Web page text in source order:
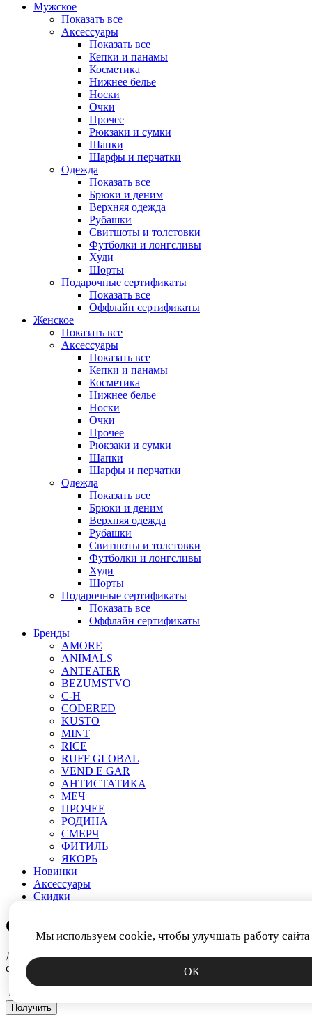
Мы используем cookie, чтобы улучшать работу сайта
ОК
Мужское
Показать все
Аксессуары
Показать все
Кепки и панамы
Косметика
Нижнее белье
Носки
Очки
Прочее
Рюкзаки и сумки
Шапки
Шарфы и перчатки
Одежда
Показать все
Брюки и деним
Верхняя одежда
Рубашки
Свитшоты и толстовки
Футболки и лонгсливы
Худи
Шорты
Подарочные сертификаты
Показать все
Оффлайн сертификаты
Женское
Показать все
Аксессуары
Показать все
Кепки и панамы
Косметика
Нижнее белье
Носки
Очки
Прочее
Рюкзаки и сумки
Шапки
Шарфы и перчатки
Одежда
Показать все
Брюки и деним
Верхняя одежда
Рубашки
Свитшоты и толстовки
Футболки и лонгсливы
Худи
Шорты
Подарочные сертификаты
Показать все
Оффлайн сертификаты
Бренды
AMORE
ANIMALS
ANTEATER
BEZUMSTVO
C-H
CODERED
KUSTO
MINT
RICE
RUFF GLOBAL
VEND E GAR
АНТИСТАТИКА
МЕЧ
ПРОЧЕЕ
РОДИНА
СМЕРЧ
ФИТИЛЬ
ЯКОРЬ
Новинки
Аксессуары
Скидки
СКИДКА 15%
Дарим промокод за подписку на новости. Узнавайте первым о
скидках, коллекциях и спецпредложениях.
Получить